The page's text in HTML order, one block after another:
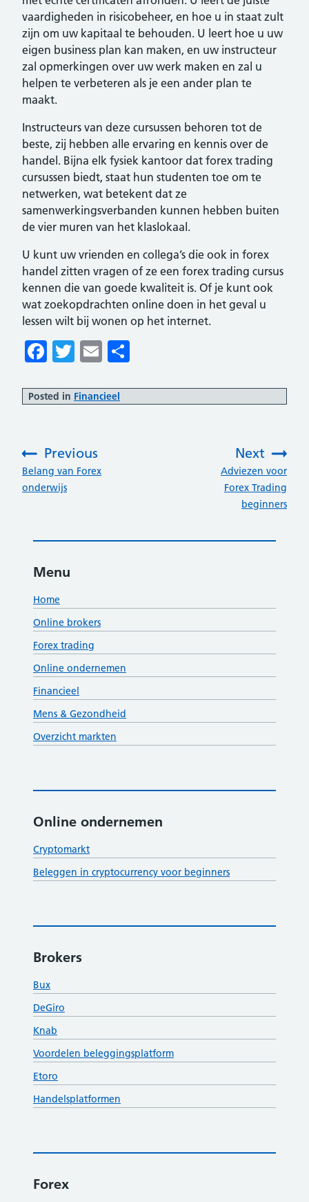
vaardigheden in risicobeheer, en hoe u in staat zult
zijn om uw kapitaal te behouden. U leert hoe u uw
eigen business plan kan maken, en uw instructeur
zal opmerkingen over uw werk maken en zal u
helpen te verbeteren als je een ander plan te
maakt.
Instructeurs van deze cursussen behoren tot de
beste, zij hebben alle ervaring en kennis over de
handel. Bijna elk fysiek kantoor dat forex trading
cursussen biedt, staat hun studenten toe om te
netwerken, wat betekent dat ze
samenwerkingsverbanden kunnen hebben buiten
de vier muren van het klaslokaal.
U kunt uw vrienden en collega’s die ook in forex
handel zitten vragen of ze een forex trading cursus
kennen die van goede kwaliteit is. Of je kunt ook
wat zoekopdrachten online doen in het geval u
lessen wilt bij wonen op het internet.
Facebook
Twitter
Email
Posted in Financieel
Previous
:Belang van Forex
onderwijs
Next
:
Adviezen voor
Forex Trading
beginners
Menu
Home
Online brokers
Forex trading
Online ondernemen
Financieel
Mens & Gezondheid
Overzicht markten
Online ondernemen
Cryptomarkt
Beleggen in cryptocurrency voor beginners
Brokers
Bux
DeGiro
Knab
Voordelen beleggingsplatform
Etoro
Handelsplatformen
Forex